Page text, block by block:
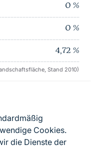
Cookies.
die Dienste der
0 %
0 %
4,72 %
Stand 2010)